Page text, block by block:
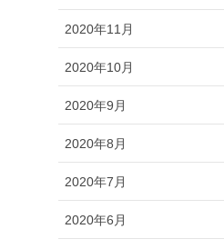
2020年11月
2020年10月
2020年9月
2020年8月
2020年7月
2020年6月